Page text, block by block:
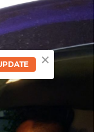
×